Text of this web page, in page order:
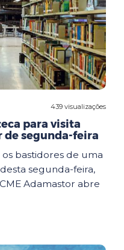
439 visualizações
para visita
segunda-feira
bastidores de uma
segunda-feira,
Adamastor abre